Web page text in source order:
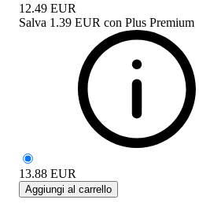
12.49 EUR
Salva 1.39 EUR con Plus Premium
13.88 EUR
Aggiungi al carrello